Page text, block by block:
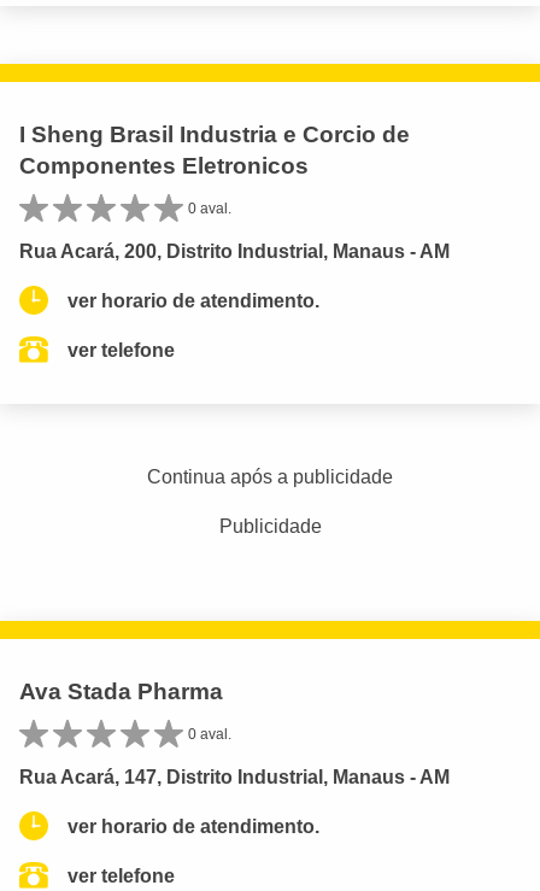
I Sheng Brasil Industria e Corcio de
Componentes Eletronicos
0 aval.
Rua Acará, 200, Distrito Industrial, Manaus - AM
ver horario de atendimento.
ver telefone
Continua após a publicidade
Publicidade
Ava Stada Pharma
0 aval.
Rua Acará, 147, Distrito Industrial, Manaus - AM
ver horario de atendimento.
ver telefone